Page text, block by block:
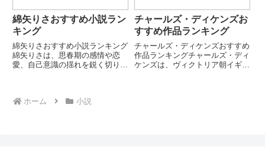
綿矢りさおすすめ小説ラン
キング
綿矢りさおすすめ小説ランキング
綿矢りさは、思春期の感情や恋
愛、自己意識の揺れを鋭く切り取
です。本ランキングでは代表的な
チャールズ・ディケンズお
すすめ作品ランキング
チャールズ・ディケンズおすすめ
作品ランキングチャールズ・ディ
ケンズは、ヴィクトリア朝イギリ
ホーム 小説